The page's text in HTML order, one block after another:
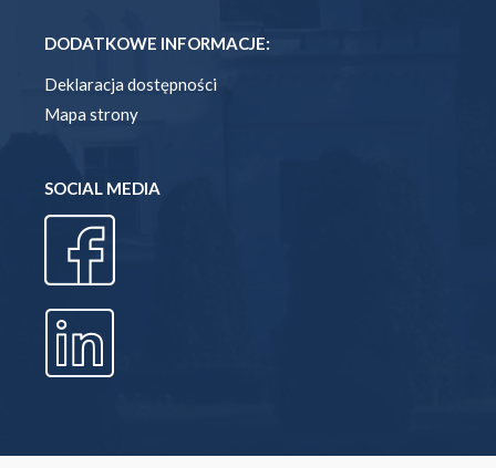
DODATKOWE INFORMACJE:
Deklaracja dostępności
Mapa strony
SOCIAL MEDIA